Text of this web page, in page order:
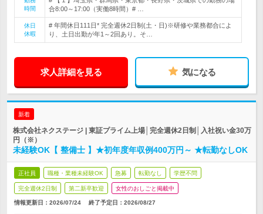
時間
合8:00～17:00（実働8時間）# …
休日
休暇
# 年間休日111日* 完全週休2日制(土・日)※研修や業務都合によ
り、土日出勤が年1～2回あり。そ…
求人詳細を見る 気になる
新着
株式会社ネクステージ | 東証プライム上場│完全週休2日制│入社祝い金30万
円（※）
未経験OK【 整備士 】★初年度年収例400万円～ ★転勤なしOK
正社員 職種・業種未経験OK 急募 転勤なし 学歴不問
完全週休2日制 第二新卒歓迎 女性のおしごと掲載中
情報更新日：2026/07/24 終了予定日： 2026/08/27